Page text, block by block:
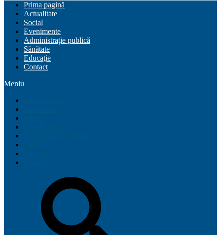
Prima pagină
Actualitate
Social
Evenimente
Administrație publică
Sănătate
Educaţie
Contact
Meniu